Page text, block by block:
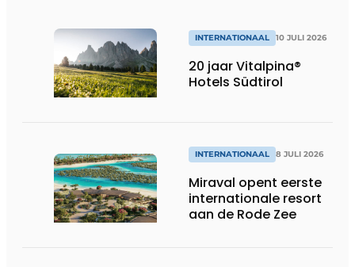
INTERNATIONAAL 10 JULI 2026
20 jaar Vitalpina®
Hotels Südtirol
INTERNATIONAAL 8 JULI 2026
Miraval opent eerste
internationale resort
aan de Rode Zee